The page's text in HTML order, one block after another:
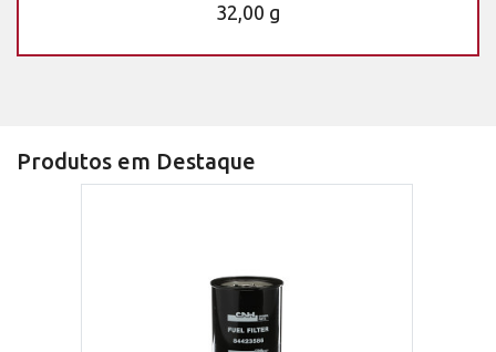
32,00 g
Produtos em Destaque